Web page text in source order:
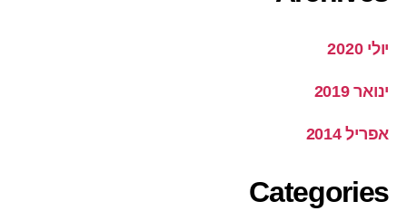
יולי 2020
ינואר 2019
אפריל 2014
Categories